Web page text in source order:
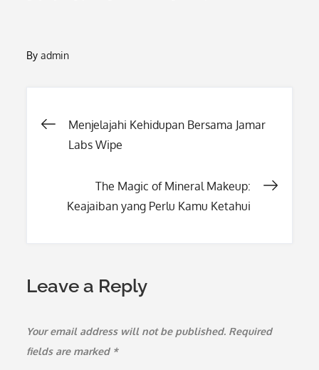
Byadmin
Post
Menjelajahi Kehidupan Bersama Jamar
Labs Wipe
The Magic of Mineral Makeup:
Keajaiban yang Perlu Kamu Ketahui
Leave a Reply
Your email address will not be published. Required
fields are marked *